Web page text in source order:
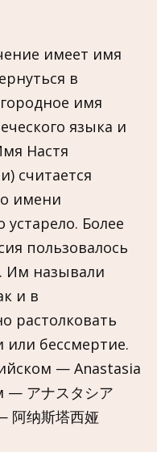
имеет имя
в
имя
языка и
Настя
считается
имени
Более
пользовалось
Им называли
и в
растолковать
бессмертие.
— Anastasia
アナスタシア
纳斯塔西娅